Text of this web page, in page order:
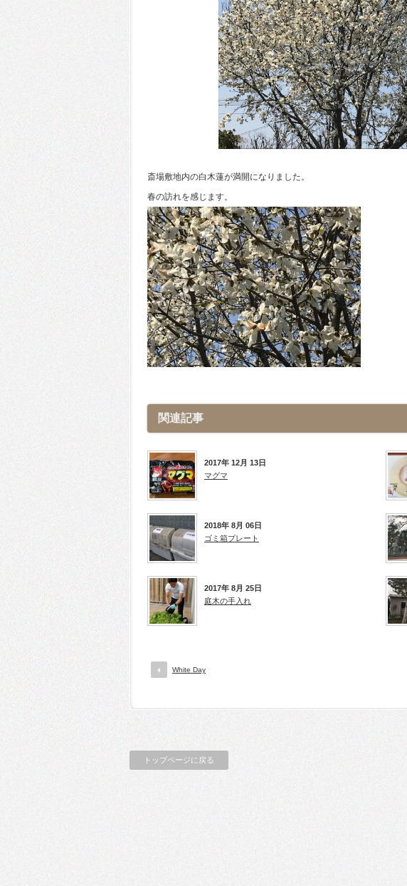
斎場敷地内の白木蓮が満開になりました。
春の訪れを感じます。
関連記事
2017年 12月 13日
マグマ
2018年 8月 06日
ゴミ箱プレート
2017年 8月 25日
庭木の手入れ
White Day
トップページに戻る